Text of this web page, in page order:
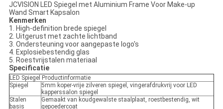
JCVISION LED Spiegel met Aluminium Frame Voor Make-up
Wand Smart Kapsalon
Kenmerken
1. High-definition brede spiegel
2. Uitgerust met zachte lichtband
3. Ondersteuning voor aangepaste logo's
4. Explosiebestendig glas
5. Roestvrijstalen materiaal
Specificatie
LED Spiegel Productinformatie
Spiegel
5mm koper-vrije zilveren spiegel, vingerafdrukvrij voor LED
kapperssalon spiegel
Stalen
basis
Gemaakt van koudgewalste staalplaat, roestbestendig, wit
gepoedercoat